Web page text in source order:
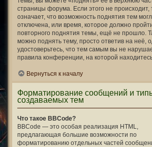
страницы форума. Если этого не происходит,
означает, что возможность поднятия тем
отключена, или время, которое должно
повторного поднятия темы, ещё не прошло.
можно поднять тему, просто ответив на неё,
удостоверьтесь, что тем самым вы не
правила конференции, на которой
Вернуться к началу
Форматирование сообщений и
создаваемых тем
Что такое BBCode?
BBCode — это особая реализация HTML,
предлагающая большие возможности по
форматированию отдельных частей